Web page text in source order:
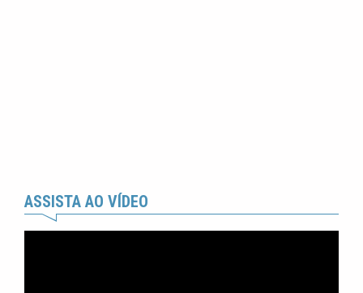
ASSISTA AO VÍDEO